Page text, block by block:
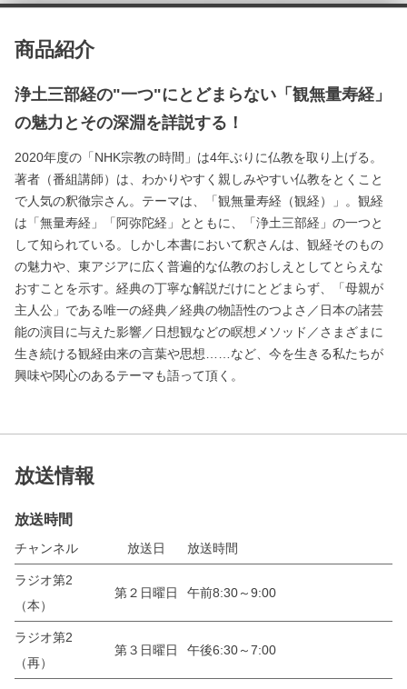
商品紹介
浄土三部経の"一つ"にとどまらない「観無量寿経」
の魅力とその深淵を詳説する！
2020年度の「NHK宗教の時間」は4年ぶりに仏教を取り上げる。
著者（番組講師）は、わかりやすく親しみやすい仏教をとくこと
で人気の釈徹宗さん。テーマは、「観無量寿経（観経）」。観経
は「無量寿経」「阿弥陀経」とともに、「浄土三部経」の一つと
して知られている。しかし本書において釈さんは、観経そのもの
の魅力や、東アジアに広く普遍的な仏教のおしえとしてとらえな
おすことを示す。経典の丁寧な解説だけにとどまらず、「母親が
主人公」である唯一の経典／経典の物語性のつよさ／日本の諸芸
能の演目に与えた影響／日想観などの瞑想メソッド／さまざまに
生き続ける観経由来の言葉や思想……など、今を生きる私たちが
興味や関心のあるテーマも語って頂く。
放送情報
放送時間
チャンネル 放送日 放送時間
ラジオ第2
（本）
第２日曜日 午前8:30～9:00
ラジオ第2
（再）
第３日曜日 午後6:30～7:00